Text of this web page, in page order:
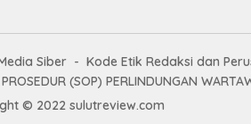
Siber Kode Etik Redaksi dan
(SOP) PERLINDUNGAN
© 2022 sulutreview.com